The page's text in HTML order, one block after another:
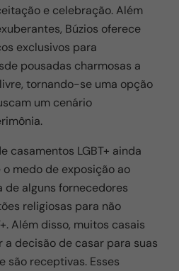
e celebração. Além
Búzios oferece
exclusivos para
pousadas charmosas a
tornando-se uma opção
um cenário
casamentos LGBT+ ainda
medo de exposição ao
alguns fornecedores
religiosas para não
Além disso, muitos casais
decisão de casar para suas
são receptivas. Esses